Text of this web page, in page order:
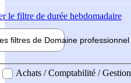
le filtre de durée hebdomadaire
filtres de Domaine professionnel
professionel
Achats / Comptabilité / Gestion